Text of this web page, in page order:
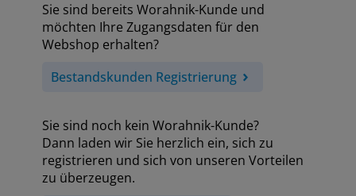
Sie sind bereits Worahnik-Kunde und
möchten Ihre Zugangsdaten für den
Webshop erhalten?
Bestandskunden Registrierung
Sie sind noch kein Worahnik-Kunde?
Dann laden wir Sie herzlich ein, sich zu
registrieren und sich von unseren Vorteilen
zu überzeugen.